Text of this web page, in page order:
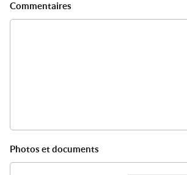
Commentaires
Photos et documents